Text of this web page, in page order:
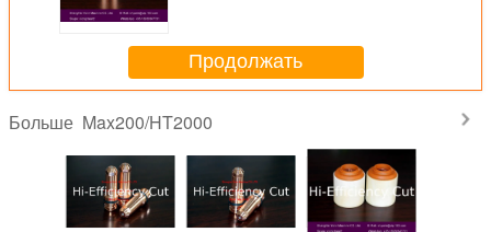
Продолжать
Больше Max200/HT2000